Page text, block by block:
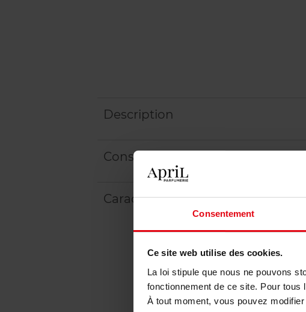
Consentement
Ce site web utilise des cookies.
La loi stipule que nous ne pouvons
fonctionnement de ce site. Pour
À tout moment, vous pouvez
Description
Conseil d'utilisation
Caractéristiques